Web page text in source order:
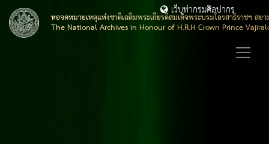
หอจดหมายเหตุแห่งชาติเฉลิมพระเกียรติสมเด็จพระบรมโอรสาธิราชฯ สย
The National Archives in Honour of H.R.H Crown Prince
เว็บท่ากรมศิลปากร